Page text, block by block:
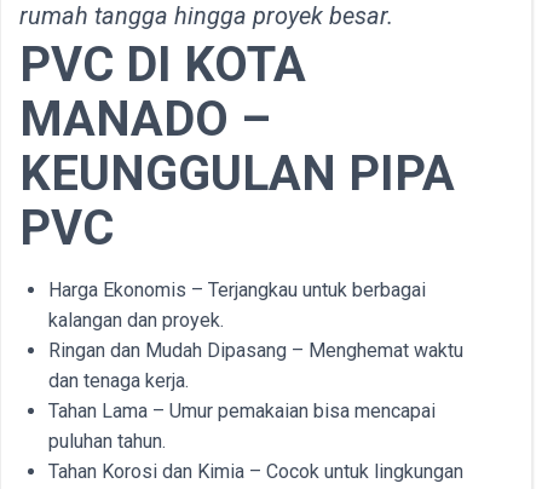
rumah tangga hingga proyek besar.
PVC DI KOTA
MANADO –
KEUNGGULAN PIPA
PVC
Harga Ekonomis – Terjangkau untuk berbagai
kalangan dan proyek.
Ringan dan Mudah Dipasang – Menghemat waktu
dan tenaga kerja.
Tahan Lama – Umur pemakaian bisa mencapai
puluhan tahun.
Tahan Korosi dan Kimia – Cocok untuk lingkungan